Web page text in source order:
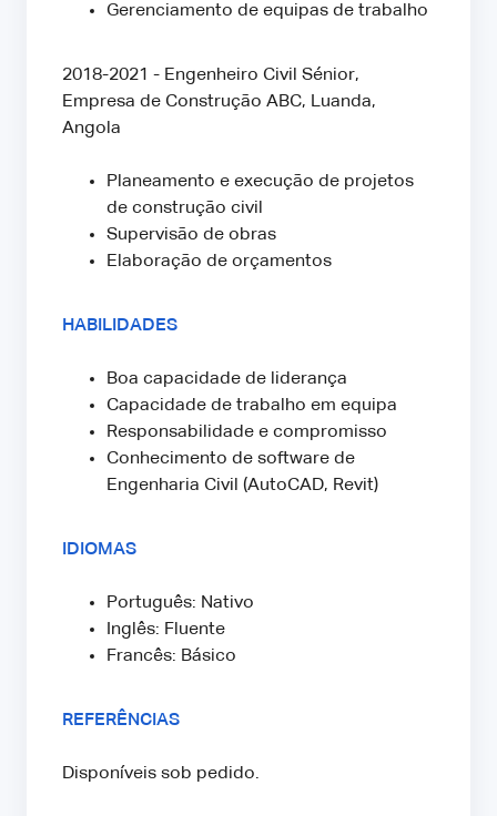
Gerenciamento de equipas de trabalho
2018-2021 - Engenheiro Civil Sénior,
Empresa de Construção ABC, Luanda,
Angola
Planeamento e execução de projetos
de construção civil
Supervisão de obras
Elaboração de orçamentos
HABILIDADES
Boa capacidade de liderança
Capacidade de trabalho em equipa
Responsabilidade e compromisso
Conhecimento de software de
Engenharia Civil (AutoCAD, Revit)
IDIOMAS
Português: Nativo
Inglês: Fluente
Francês: Básico
REFERÊNCIAS
Disponíveis sob pedido.